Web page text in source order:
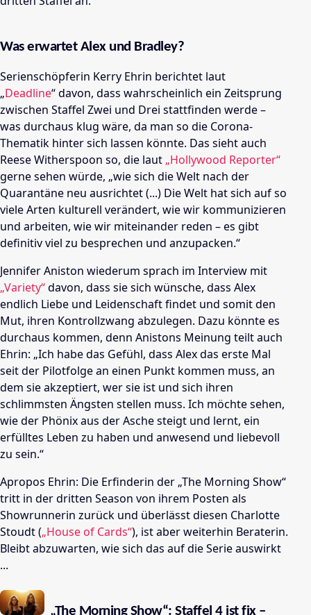
Was erwartet Alex und Bradley?
Serienschöpferin Kerry Ehrin berichtet laut
„Deadline“ davon, dass wahrscheinlich ein Zeitsprung
zwischen Staffel Zwei und Drei stattfinden werde –
was durchaus klug wäre, da man so die Corona-
Thematik hinter sich lassen könnte. Das sieht auch
Reese Witherspoon so, die laut „Hollywood Reporter“
gerne sehen würde, „wie sich die Welt nach der
Quarantäne neu ausrichtet (...) Die Welt hat sich auf so
viele Arten kulturell verändert, wie wir kommunizieren
und arbeiten, wie wir miteinander reden – es gibt
definitiv viel zu besprechen und anzupacken.“
Jennifer Aniston wiederum sprach im Interview mit
„Variety“davon, dass sie sich wünsche, dass Alex
endlich Liebe und Leidenschaft findet und somit den
Mut, ihren Kontrollzwang abzulegen. Dazu könnte es
durchaus kommen, denn Anistons Meinung teilt auch
Ehrin: „Ich habe das Gefühl, dass Alex das erste Mal
seit der Pilotfolge an einen Punkt kommen muss, an
dem sie akzeptiert, wer sie ist und sich ihren
schlimmsten Ängsten stellen muss. Ich möchte sehen,
wie der Phönix aus der Asche steigt und lernt, ein
erfülltes Leben zu haben und anwesend und liebevoll
zu sein.“
Apropos Ehrin: Die Erfinderin der „The Morning Show“
tritt in der dritten Season von ihrem Posten als
Showrunnerin zurück und überlässt diesen Charlotte
Stoudt („House of Cards“), ist aber weiterhin Beraterin.
Bleibt abzuwarten, wie sich das auf die Serie auswirkt
...
„The Morning Show“: Staffel 4 ist fix –